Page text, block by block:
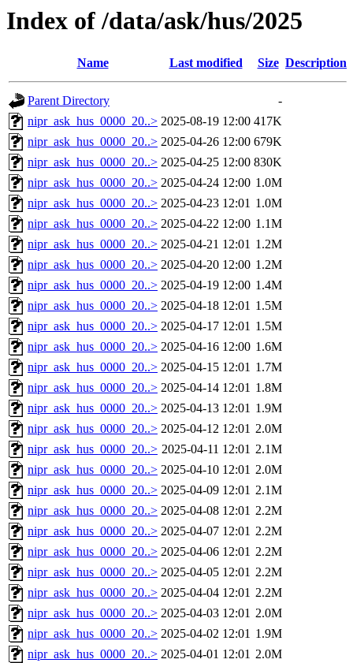
Index of /data/ask/hus/2025
Name Last modified Size Description
Parent Directory
-
nipr_ask_hus_0000_20..> 2025-08-19 12:00 417K
nipr_ask_hus_0000_20..> 2025-04-26 12:00 679K
nipr_ask_hus_0000_20..> 2025-04-25 12:00 830K
nipr_ask_hus_0000_20..> 2025-04-24 12:00 1.0M
nipr_ask_hus_0000_20..> 2025-04-23 12:01 1.0M
nipr_ask_hus_0000_20..> 2025-04-22 12:00 1.1M
nipr_ask_hus_0000_20..> 2025-04-21 12:01 1.2M
nipr_ask_hus_0000_20..> 2025-04-20 12:00 1.2M
nipr_ask_hus_0000_20..> 2025-04-19 12:00 1.4M
nipr_ask_hus_0000_20..> 2025-04-18 12:01 1.5M
nipr_ask_hus_0000_20..> 2025-04-17 12:01 1.5M
nipr_ask_hus_0000_20..> 2025-04-16 12:00 1.6M
nipr_ask_hus_0000_20..> 2025-04-15 12:01 1.7M
nipr_ask_hus_0000_20..> 2025-04-14 12:01 1.8M
nipr_ask_hus_0000_20..> 2025-04-13 12:01 1.9M
nipr_ask_hus_0000_20..> 2025-04-12 12:01 2.0M
nipr_ask_hus_0000_20..> 2025-04-11 12:01 2.1M
nipr_ask_hus_0000_20..> 2025-04-10 12:01 2.0M
nipr_ask_hus_0000_20..> 2025-04-09 12:01 2.1M
nipr_ask_hus_0000_20..> 2025-04-08 12:01 2.2M
nipr_ask_hus_0000_20..> 2025-04-07 12:01 2.2M
nipr_ask_hus_0000_20..> 2025-04-06 12:01 2.2M
nipr_ask_hus_0000_20..> 2025-04-05 12:01 2.2M
nipr_ask_hus_0000_20..> 2025-04-04 12:01 2.2M
nipr_ask_hus_0000_20..> 2025-04-03 12:01 2.0M
nipr_ask_hus_0000_20..> 2025-04-02 12:01 1.9M
nipr_ask_hus_0000_20..> 2025-04-01 12:01 2.0M